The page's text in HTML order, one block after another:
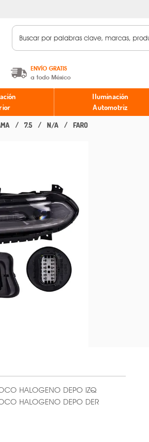
ENVÍO GRATIS
a todo México
A partir de $599 MXN.
* Aplican restricciones
Iluminación
Automotriz
7.5 N/A FARO
HALOGENO DEPO IZQ
HALOGENO DEPO DER